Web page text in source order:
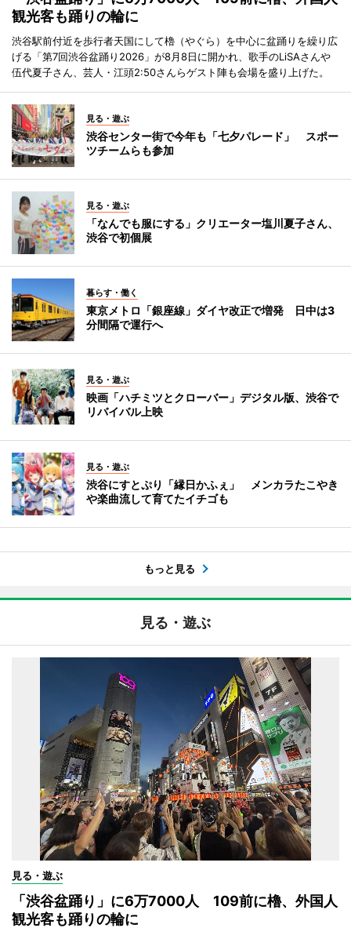
観光客も踊りの輪に
渋谷駅前付近を歩行者天国にして櫓（やぐら）を中心に盆踊りを繰り広
げる「第7回渋谷盆踊り2026」が8月8日に開かれ、歌手のLiSAさんや
伍代夏子さん、芸人・江頭2:50さんらゲスト陣も会場を盛り上げた。
見る・遊ぶ
渋谷センター街で今年も「七夕パレード」 スポー
ツチームらも参加
見る・遊ぶ
「なんでも服にする」クリエーター塩川夏子さん、
渋谷で初個展
暮らす・働く
東京メトロ「銀座線」ダイヤ改正で増発 日中は3
分間隔で運行へ
見る・遊ぶ
映画「ハチミツとクローバー」デジタル版、渋谷で
リバイバル上映
見る・遊ぶ
渋谷にすとぷり「縁日かふぇ」 メンカラたこやき
や楽曲流して育てたイチゴも
もっと見る
見る・遊ぶ
見る・遊ぶ
「渋谷盆踊り」に6万7000人 109前に櫓、外国人
観光客も踊りの輪に